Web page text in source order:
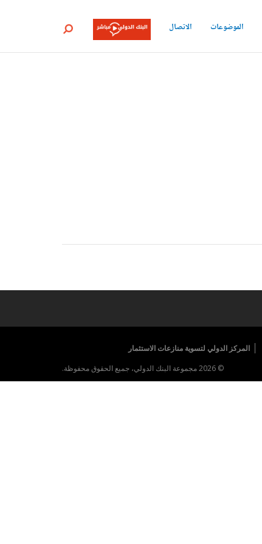
الموضوعات الاتصال بحث
المركز الدولي لتسوية منازعات الاستثمار
© 2026 مجموعة البنك الدولي، جميع الحقوق محفوظة.